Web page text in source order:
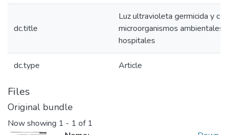
dc.title
Luz ultravioleta germicida y
microorganismos ambientales
hospitales
dc.type Article
Files
Original bundle
Now showing 1 - 1 of 1